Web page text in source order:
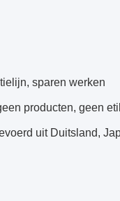
sparen werken
producten, geen
uit Duitsland,